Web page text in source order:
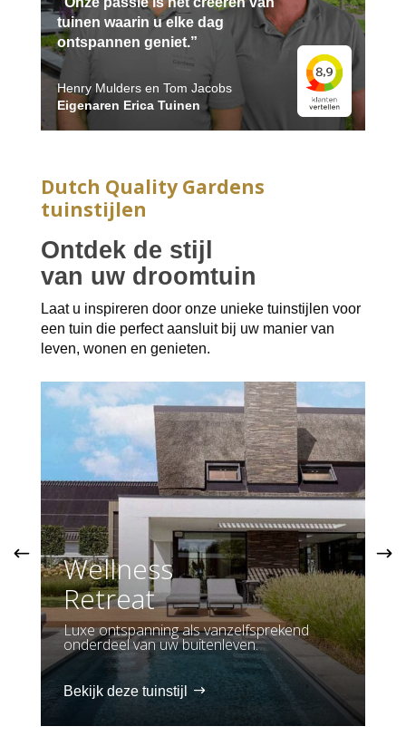
tuinen waarin u elke dag
ontspannen geniet.”
Henry Mulders en Tom Jacobs
Eigenaren Erica Tuinen
Dutch Quality Gardens
tuinstijlen
Ontdek de stijl
van uw droomtuin
Laat u inspireren door onze unieke tuinstijlen voor
een tuin die perfect aansluit bij uw manier van
leven, wonen en genieten.
Wellness
Retreat
Luxe ontspanning als vanzelfsprekend
onderdeel van uw buitenleven.
bekijk deze tuinstijl